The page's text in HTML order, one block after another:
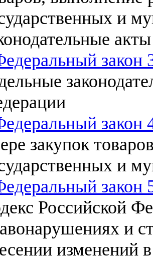
и
закон
закон
закупок
и
закон
Российской
и
изменений